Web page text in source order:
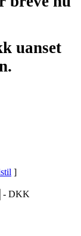
uanset
]
- DKK